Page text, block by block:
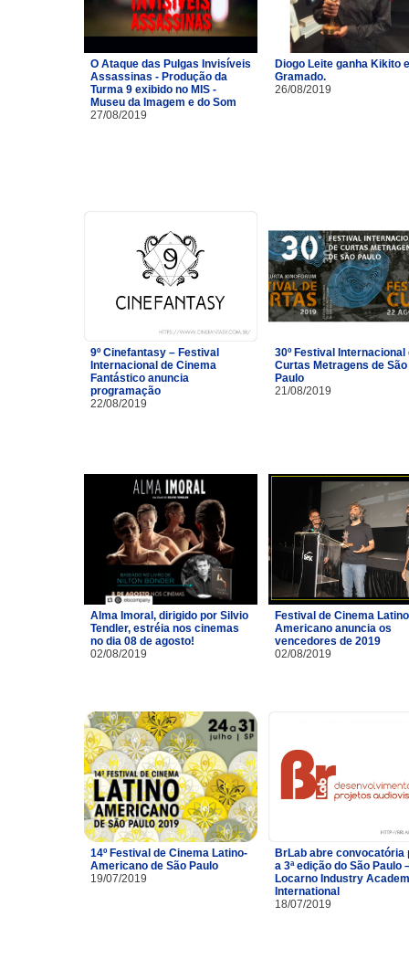
O Ataque das Pulgas Invisíveis
Assassinas - Produção da
Turma 9 exibido no MIS -
Museu da Imagem e do Som
27/08/2019
Diogo Leite ganha Kikito
Gramado.
26/08/2019
9º Cinefantasy – Festival
Internacional de Cinema
Fantástico anuncia
programação
22/08/2019
30º Festival Internacional
Curtas Metragens de São
Paulo
21/08/2019
Alma Imoral, dirigido por Silvio
Tendler, estréia nos cinemas
no dia 08 de agosto!
02/08/2019
Festival de Cinema
Americano anuncia os
vencedores de 2019
02/08/2019
14º Festival de Cinema Latino-
Americano de São Paulo
19/07/2019
BrLab abre convocatória
a 3ª edição do São Paulo
Locarno Industry
International
18/07/2019